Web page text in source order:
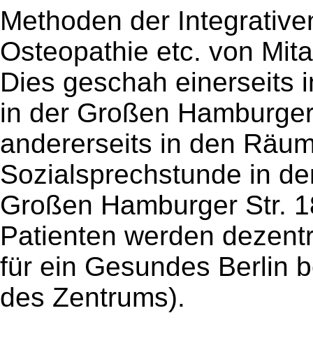
Methoden der
Osteopathie etc. von
Dies geschah einerseits
in der Großen
andererseits in den
Sozialsprechstunde in
Großen Hamburger Str.
Patienten werden
für ein Gesundes Berlin
des Zentrums).